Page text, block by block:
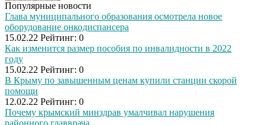
Ролик длится
несколько секунд, а
смеяться вы будете
долго
Королева вагона
отожгла! Видео не
Популярные новости
Глава муниципального образования осмотрела новое
оборудование онкодиспансера
15.02.22 Рейтинг: 0
Как изменится размер пособия по инвалидности в 2022
году
15.02.22 Рейтинг: 0
В Крыму по завышенным ценам купили станции скорой
помощи
12.02.22 Рейтинг: 0
Почему крымский минздрав умалчивал нарушения